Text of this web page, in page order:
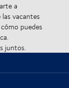
a
vacantes
puedes
juntos.